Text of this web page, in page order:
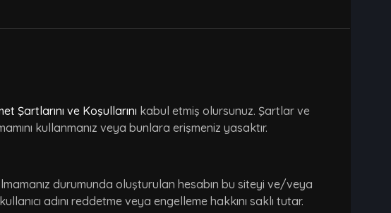
Şartlarını ve Koşullarını kabul etmiş olursunuz. Şartlar ve
kullanmanız veya bunlara erişmeniz yasaktır.
durumunda oluşturulan hesabın bu siteyi ve/veya
adını reddetme veya engelleme hakkını saklı tutar.